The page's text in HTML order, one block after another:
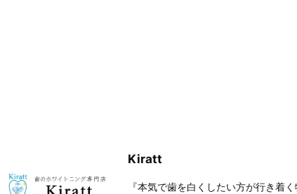
Kiratt
『本気で歯を白くしたい方が行き着く